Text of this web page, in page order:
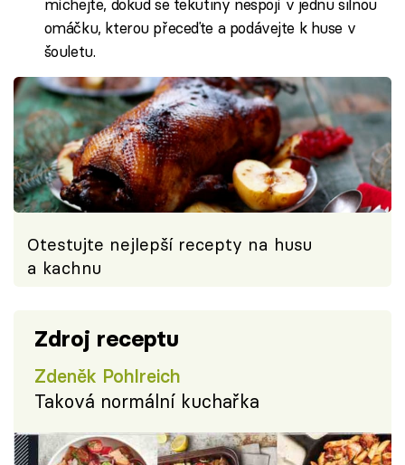
míchejte, dokud se tekutiny nespojí v jednu silnou
omáčku, kterou přeceďte a podávejte k huse v
šouletu.
Otestujte nejlepší recepty na husu
a kachnu
Zdroj receptu
Zdeněk Pohlreich
Taková normální kuchařka